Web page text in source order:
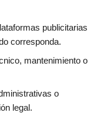
publicitarias
corresponda.
mantenimiento o
o
legal.